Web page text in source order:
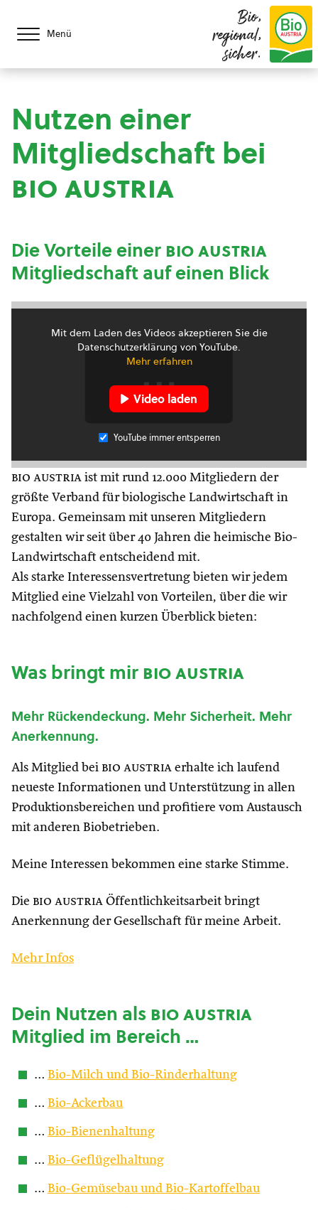
Menü
Bio,
regional,
sicher.
Nutzen einer
Mitgliedschaft bei
bio austria
Die Vorteile einerbio austria
Mitgliedschaft auf einen Blick
Mit dem Laden des Videos akzeptieren Sie die
Datenschutzerklärung von YouTube.
Mehr erfahren
Video laden
YouTube immer entsperren
bio austria ist mit rund 12.000 Mitgliedern der
größte Verband für biologische Landwirtschaft in
Europa. Gemeinsam mit unseren Mitgliedern
gestalten wir seit über 40 Jahren die heimische Bio-
Landwirtschaft entscheidend mit.
Als starke Interessensvertretung bieten wir jedem
Mitglied eine Vielzahl von Vorteilen, über die wir
nachfolgend einen kurzen Überblick bieten:
Was bringt mirbio austria
Mehr Rückendeckung. Mehr Sicherheit. Mehr
Anerkennung.
Als Mitglied bei bio austria erhalte ich laufend
neueste Informationen und Unterstützung in allen
Produktionsbereichen und profitiere vom Austausch
mit anderen Biobetrieben.
Meine Interessen bekommen eine starke Stimme.
Die bio austria Öffentlichkeitsarbeit bringt
Anerkennung der Gesellschaft für meine Arbeit.
Mehr Infos
Dein Nutzen alsbio austria
Mitglied im Bereich …
… Bio-Milch und Bio-Rinderhaltung
… Bio-Ackerbau
… Bio-Bienenhaltung
… Bio-Geflügelhaltung
… Bio-Gemüsebau und Bio-Kartoffelbau